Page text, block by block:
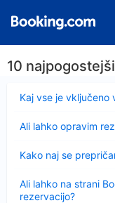
10
Kaj vse je vključeno
Ali lahko opravim
Kako naj se
Ali lahko na strani
rezervacijo?